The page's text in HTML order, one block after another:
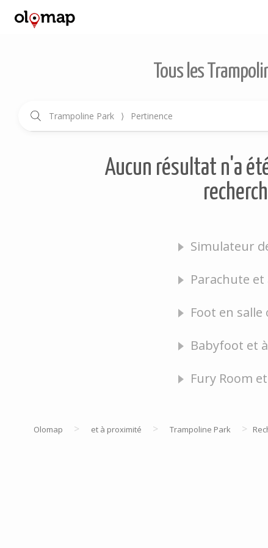
Tous les
Trampoline Park ⟩ Pertinence
Aucun résultat n'a
Simulateur
Parachute
Foot en
Babyfoot et
Fury Room
Olomap > et à proximité > Trampoline Park >